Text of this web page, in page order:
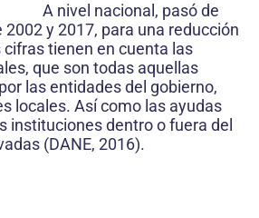
pasó de
2002 y 2017, para una reducción
cifras tienen en cuenta las
que son todas aquellas
las entidades del gobierno,
locales. Así como las ayudas
instituciones dentro o fuera del
(DANE, 2016).